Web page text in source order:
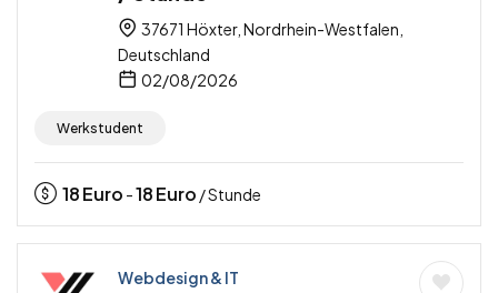
37671 Höxter, Nordrhein-Westfalen,
Deutschland
02/08/2026
Werkstudent
18Euro -18Euro / Stunde
Webdesign & IT